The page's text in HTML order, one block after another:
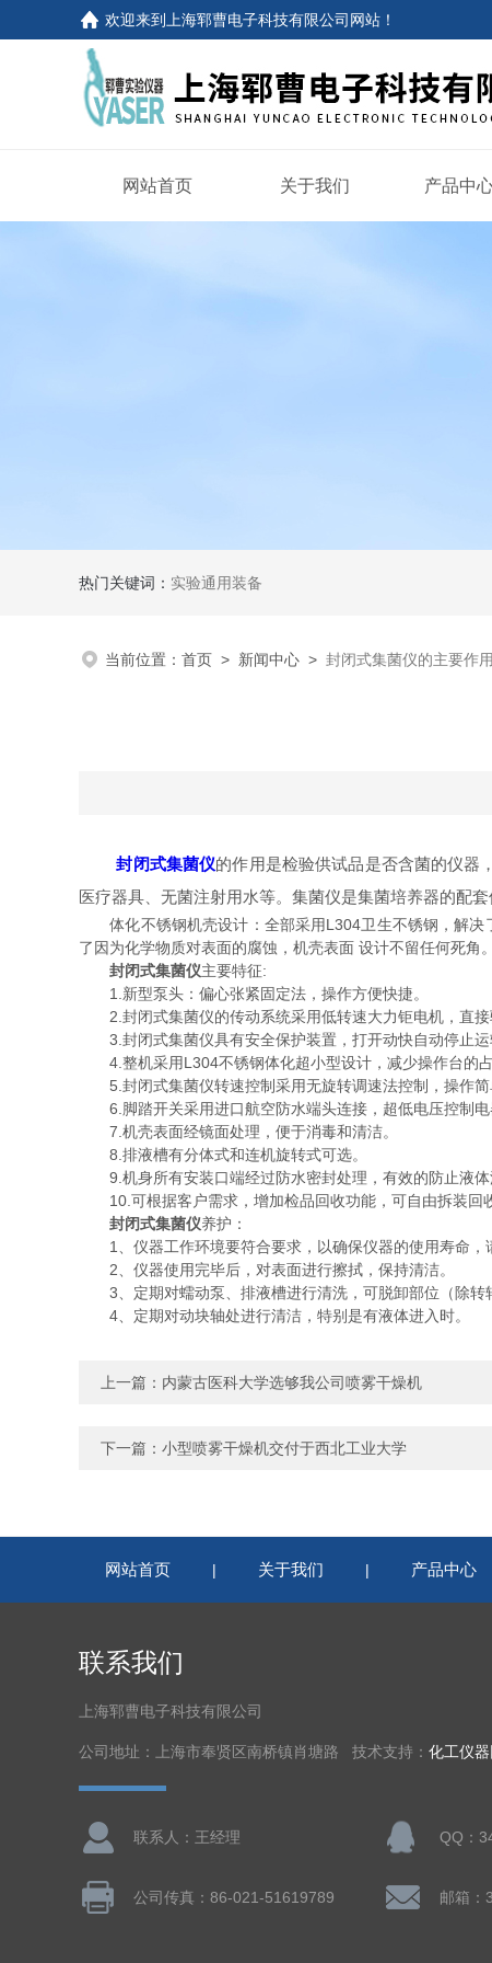
欢迎来到 上海郓曹电子科技有限公司网站 ！
网站首页 关于我们 产品中
热门关键词： 实验通用装备
当前位置： 首页 > 新闻中心 > 封闭式集菌仪的主要作
封闭式集菌仪的作用是检验供试品是否含菌的仪器
医疗器具、无菌注射用水等。集菌仪是集菌培养器的配
体化不锈钢机壳设计：全部采用L304卫生不锈钢，解决
了因为化学物质对表面的腐蚀，机壳表面 设计不留任何死角。
封闭式集菌仪主要特征:
1.新型泵头：偏心张紧固定法，操作方便快捷。
2.封闭式集菌仪的传动系统采用低转速大力钜电机，直接
3.封闭式集菌仪具有安全保护装置，打开动快自动停止运
4.整机采用L304不锈钢体化超小型设计，减少操作台的占
5.封闭式集菌仪转速控制采用无旋转调速法控制，操作简
6.脚踏开关采用进口航空防水端头连接，超低电压控制电
7.机壳表面经镜面处理，便于消毒和清洁。
8.排液槽有分体式和连机旋转式可选。
9.机身所有安装口端经过防水密封处理，有效的防止液体
10.可根据客户需求，增加检品回收功能，可自由拆装回
封闭式集菌仪养护：
1、仪器工作环境要符合要求，以确保仪器的使用寿命，
2、仪器使用完毕后，对表面进行擦拭，保持清洁。
3、定期对蠕动泵、排液槽进行清洗，可脱卸部位（除转
4、定期对动块轴处进行清洁，特别是有液体进入时。
上一篇： 内蒙古医科大学选够我公司喷雾干燥机
下一篇： 小型喷雾干燥机交付于西北工业大学
网站首页 | 关于我们 | 产品中心
联系我们
上海郓曹电子科技有限公司
公司地址：上海市奉贤区南桥镇肖塘路 技术支持： 化工仪器
联系人：王经理 QQ：
公司传真：86-021-51619789 邮箱：